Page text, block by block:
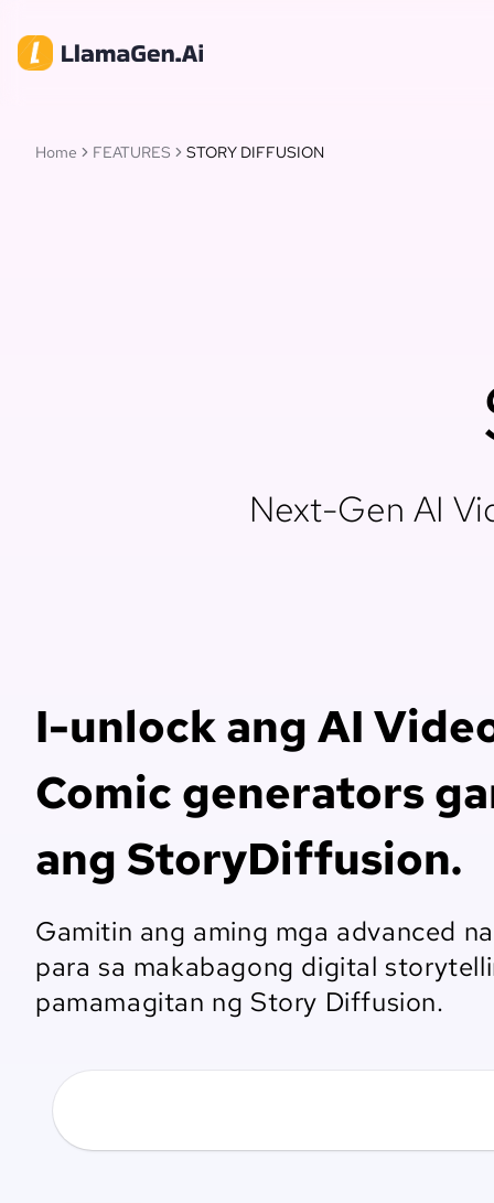
Home FEATURES STORY DIFFUSION
Next-Gen AI
I-unlock ang AI
Comic generators
ang StoryDiffusion.
Gamitin ang aming mga advanced
para sa makabagong digital
pamamagitan ng Story Diffusion.